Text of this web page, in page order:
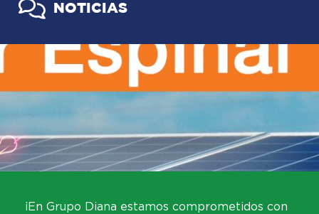
NOTICIAS
¡En Grupo Diana estamos comprometidos con